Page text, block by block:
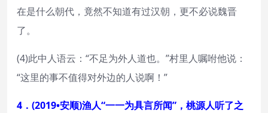
在是什么朝代，竟然不知道有过汉朝，更不必说魏晋
了。
(4)此中人语云：“不足为外人道也。”村里人嘱咐他说：
“这里的事不值得对外边的人说啊！”
4．(2019•安顺)渔人“一一为具言所闻”，桃源人听了之